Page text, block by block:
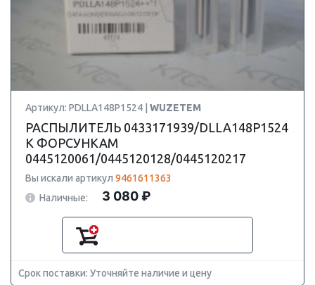
Артикул: PDLLA148P1524 | WUZETEM
РАСПЫЛИТЕЛЬ 0433171939/DLLA148P1524
К ФОРСУНКАМ
0445120061/0445120128/0445120217
Вы искали артикул 9461611363
Наличные:
3 080 ₽
Срок поставки: Уточняйте наличие и цену